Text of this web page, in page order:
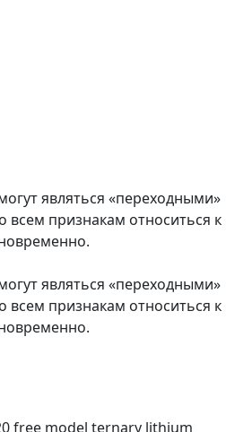
являться «переходными»
всем признакам относиться к
являться «переходными»
всем признакам относиться к